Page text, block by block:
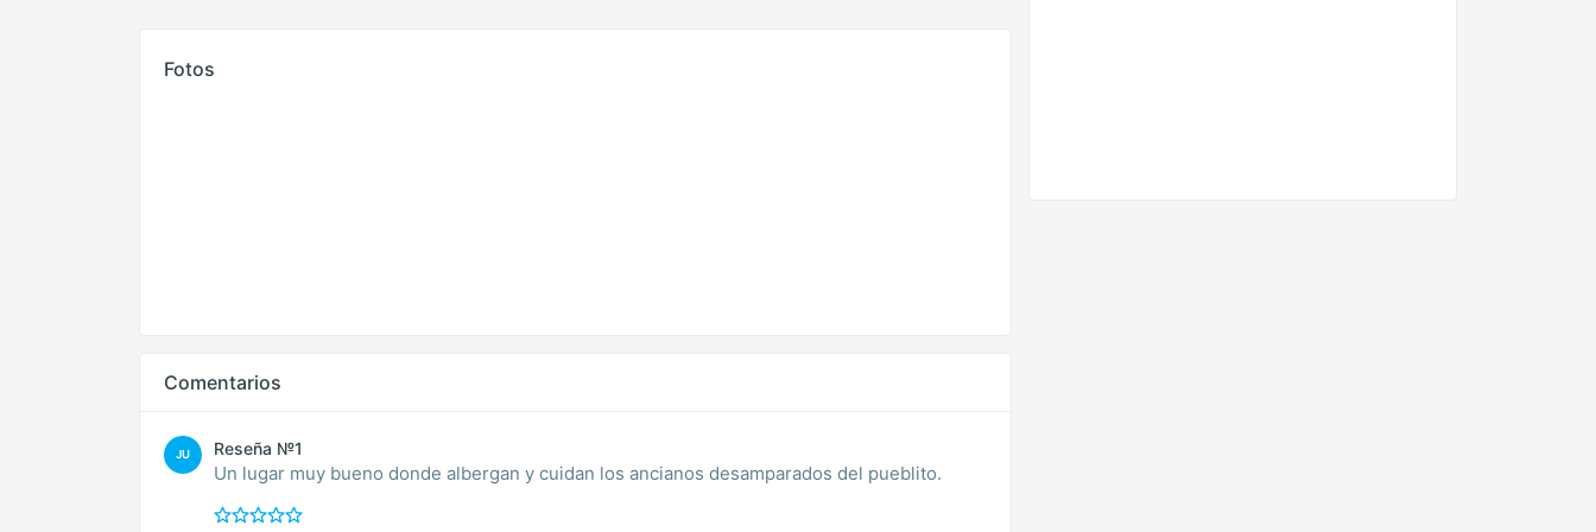
Fotos
Comentarios
JU Reseña №1
Un lugar muy bueno donde albergan y cuidan los ancianos desamparados del pueblito.